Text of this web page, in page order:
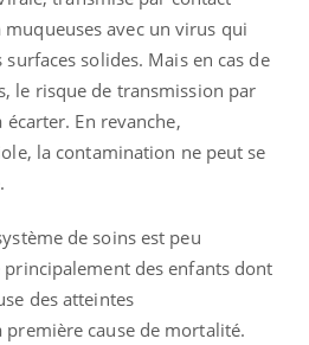
muqueuses avec un virus qui
solides. Mais en cas de
le risque de transmission par
En revanche,
la contamination ne peut se
de soins est peu
des enfants dont
des atteintes
première cause de mortalité.